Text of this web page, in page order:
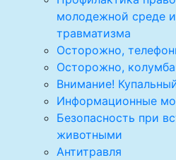
молодежной среде
травматизма
Осторожно,
Осторожно,
Внимание!
Информационные
Безопасность при
животными
Антитравля